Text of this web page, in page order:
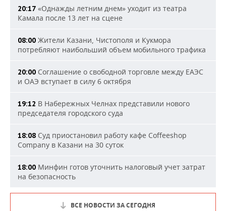
20:17 «Однажды летним днем» уходит из театра
Камала после 13 лет на сцене
08:00 Жители Казани, Чистополя и Кукмора
потребляют наибольший объем мобильного трафика
20:00 Соглашение о свободной торговле между ЕАЭС
и ОАЭ вступает в силу 6 октября
19:12 В Набережных Челнах представили нового
председателя городского суда
18:08 Суд приостановил работу кафе Coffeeshop
Company в Казани на 30 суток
18:00 Минфин готов уточнить налоговый учет затрат
на безопасность
ВСЕ НОВОСТИ ЗА СЕГОДНЯ